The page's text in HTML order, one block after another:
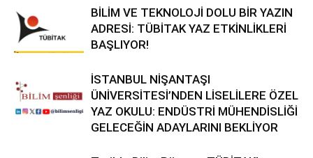
BİLİM VE TEKNOLOJİ DOLU BİR YAZIN
ADRESİ: TÜBİTAK YAZ ETKİNLİKLERİ
BAŞLIYOR!
İSTANBUL NİŞANTAŞI
ÜNİVERSİTESİ’NDEN LİSELİLERE ÖZEL
YAZ OKULU: ENDÜSTRİ MÜHENDİSLİĞİ
GELECEĞİN ADAYLARINI BEKLİYOR